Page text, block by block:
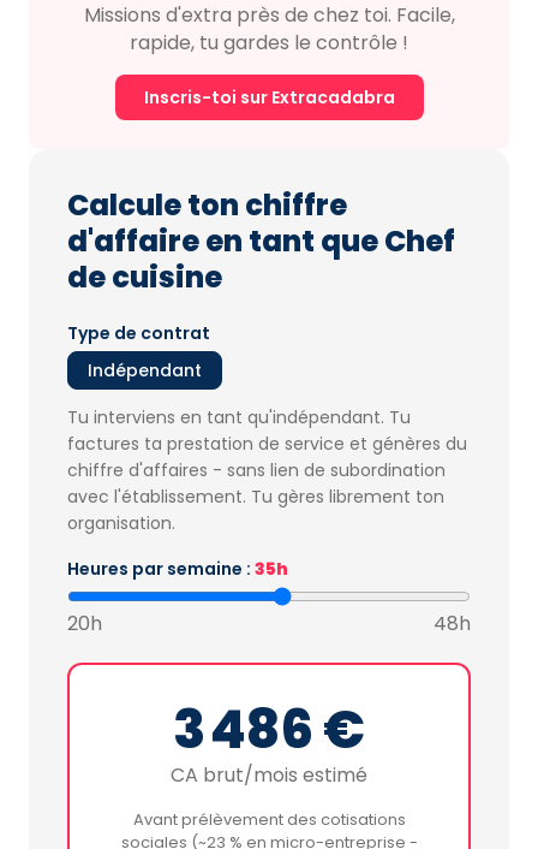
Missions d'extra près de chez toi. Facile,
rapide, tu gardes le contrôle !
Inscris-toi sur Extracadabra
Calcule ton chiffre
d'affaire en tant que Chef
de cuisine
Type de contrat
Indépendant
Tu interviens en tant qu'indépendant. Tu
factures ta prestation de service et génères du
chiffre d'affaires - sans lien de subordination
avec l'établissement. Tu gères librement ton
organisation.
Heures par semaine : 35h
20h 48h
3 486 €
CA brut/mois estimé
Avant prélèvement des cotisations
sociales (~23 % en micro-entreprise -